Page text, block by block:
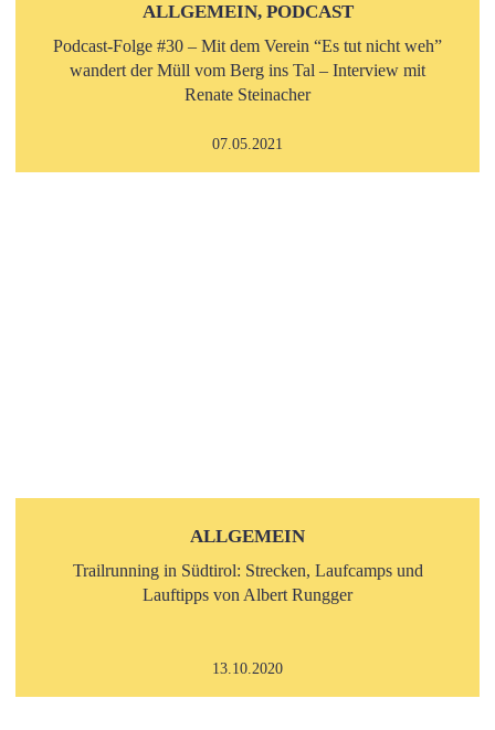
ALLGEMEIN, PODCAST
Podcast-Folge #30 – Mit dem Verein “Es tut nicht weh”
wandert der Müll vom Berg ins Tal – Interview mit
Renate Steinacher
07.05.2021
ALLGEMEIN
Trailrunning in Südtirol: Strecken, Laufcamps und
Lauftipps von Albert Rungger
13.10.2020